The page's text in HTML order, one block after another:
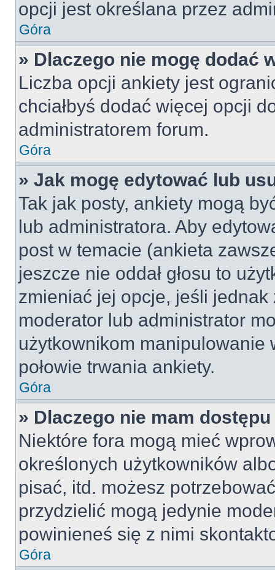
opcji jest określana przez
Góra
» Dlaczego nie mogę dodać
Liczba opcji ankiety jest
chciałbyś dodać więcej opcji
administratorem forum.
Góra
» Jak mogę edytować lub
Tak jak posty, ankiety mogą
lub administratora. Aby
post w temacie (ankieta
jeszcze nie oddał głosu to
zmieniać jej opcje, jeśli jednak
moderator lub administrator
użytkownikom manipulowanie
połowie trwania ankiety.
Góra
» Dlaczego nie mam
Niektóre fora mogą mieć
określonych użytkowników
pisać, itd. możesz
przydzielić mogą jedynie
powinieneś się z nimi
Góra